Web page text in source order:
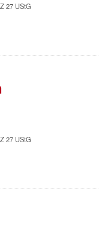
27 UStG
27 UStG